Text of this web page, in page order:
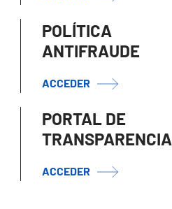
POLÍTICA
ANTIFRAUDE
ACCEDER
PORTAL DE
TRANSPARENCIA
ACCEDER